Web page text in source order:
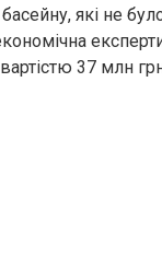
які не
37 млн